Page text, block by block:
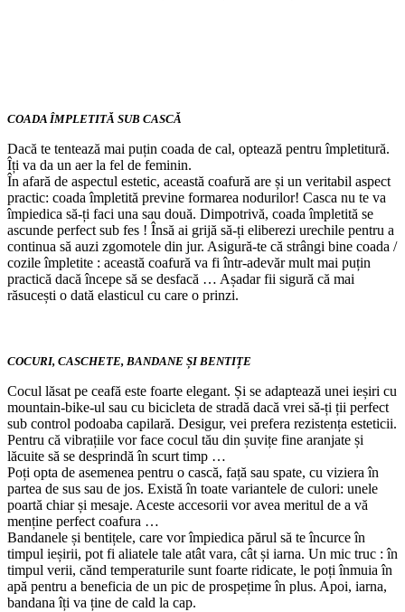
COADA ÎMPLETITĂ SUB CASCĂ
Dacă te tentează mai puțin coada de cal, optează pentru împletitură.
Îți va da un aer la fel de feminin.
În afară de aspectul estetic, această coafură are și un veritabil aspect
practic: coada împletită previne formarea nodurilor! Casca nu te va
împiedica să-ți faci una sau două. Dimpotrivă, coada împletită se
ascunde perfect sub fes ! Însă ai grijă să-ți eliberezi urechile pentru a
continua să auzi zgomotele din jur. Asigură-te că strângi bine coada /
cozile împletite : această coafură va fi într-adevăr mult mai puțin
practică dacă începe să se desfacă … Așadar fii sigură că mai
răsucești o dată elasticul cu care o prinzi.
COCURI, CASCHETE, BANDANE ȘI BENTIȚE
Cocul lăsat pe ceafă este foarte elegant. Și se adaptează unei ieșiri cu
mountain-bike-ul sau cu bicicleta de stradă dacă vrei să-ți ții perfect
sub control podoaba capilară. Desigur, vei prefera rezistența esteticii.
Pentru că vibrațiile vor face cocul tău din șuvițe fine aranjate și
lăcuite să se desprindă în scurt timp …
Poți opta de asemenea pentru o cască, față sau spate, cu viziera în
partea de sus sau de jos. Există în toate variantele de culori: unele
poartă chiar și mesaje. Aceste accesorii vor avea meritul de a vă
menține perfect coafura …
Bandanele și bentițele, care vor împiedica părul să te încurce în
timpul ieșirii, pot fi aliatele tale atât vara, cât și iarna. Un mic truc : în
timpul verii, cănd temperaturile sunt foarte ridicate, le poți înmuia în
apă pentru a beneficia de un pic de prospețime în plus. Apoi, iarna,
bandana îți va ține de cald la cap.